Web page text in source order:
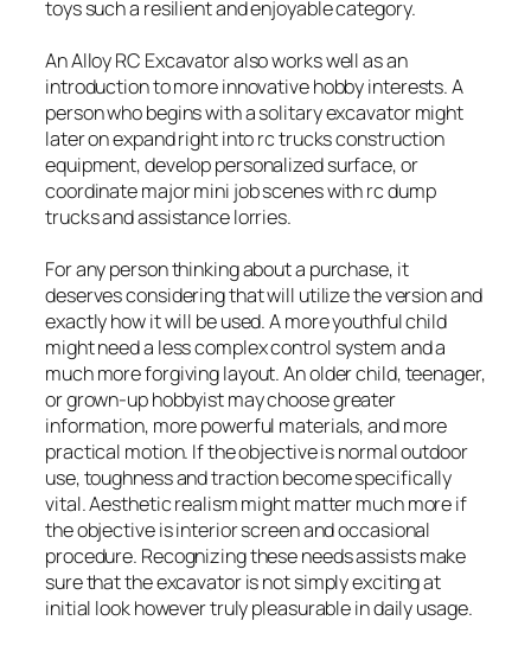
toys such a resilient and enjoyable category.
An Alloy RC Excavator also works well as an
introduction to more innovative hobby interests. A
person who begins with a solitary excavator might
later on expand right into rc trucks construction
equipment, develop personalized surface, or
coordinate major mini job scenes with rc dump
trucks and assistance lorries.
For any person thinking about a purchase, it
deserves considering that will utilize the version and
exactly how it will be used. A more youthful child
might need a less complex control system and a
much more forgiving layout. An older child, teenager,
or grown-up hobbyist may choose greater
information, more powerful materials, and more
practical motion. If the objective is normal outdoor
use, toughness and traction become specifically
vital. Aesthetic realism might matter much more if
the objective is interior screen and occasional
procedure. Recognizing these needs assists make
sure that the excavator is not simply exciting at
initial look however truly pleasurable in daily usage.